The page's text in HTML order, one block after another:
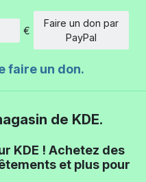
€
Faire un don par
PayPal
faire un don.
de KDE.
KDE ! Achetez des
et plus pour